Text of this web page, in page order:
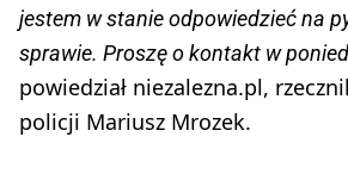
jestem w stanie odpowiedzieć na
sprawie. Proszę o kontakt w
powiedział niezalezna.pl,
policji Mariusz Mrozek.